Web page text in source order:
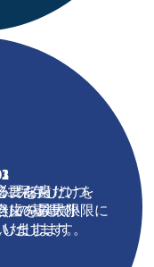
保存しつつ、
にのみ最小限に
たします。
要な歯だけを
歯を最大限
たします。
にあたり、
の基準で
ます。